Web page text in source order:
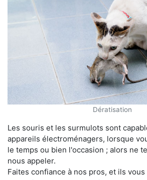
Dératisation
Les souris et les surmulots sont
appareils électroménagers, lorsque
le temps ou bien l'occasion ; alors ne
nous appeler.
Faites confiance à nos pros, et ils